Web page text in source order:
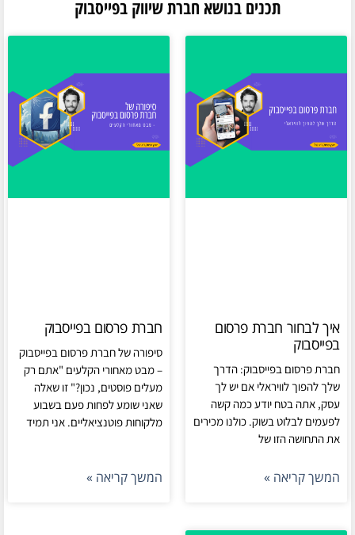
תכנים בנושא חברת שיווק בפייסבוק
איך לבחור חברת פרסום
בפייסבוק
חברת פרסום בפייסבוק: הדרך
שלך להפוך לוויראלי אם יש לך
עסק, אתה בטח יודע כמה קשה
לפעמים לבלוט בשוק. כולנו מכירים
את התחושה הזו של
המשך קריאה »
חברת פרסום בפייסבוק
סיפורה של חברת פרסום בפייסבוק
– מבט מאחורי הקלעים "אתם רק
מעלים פוסטים, נכון?" זו שאלה
שאני שומע לפחות פעם בשבוע
מלקוחות פוטנציאליים. אני תמיד
המשך קריאה »